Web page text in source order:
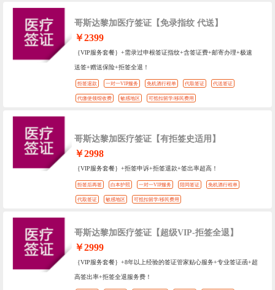
哥斯达黎加医疗签证【免录指纹 代送】
￥2399
｛VIP服务套餐｝+需录过申根签证指纹+含签证费+邮寄办理+极速
送签+赠送保险+拒签全退！
拒签退款 一对一VIP服务 免机酒行程单 代取签证 代送签证
代缴使领馆收费 敏感地区 可抵扣留学/移民费用
哥斯达黎加医疗签证【有拒签史适用】
￥2998
｛VIP服务套餐｝+拒签申诉+拒签退款+签出率超高！
拒签后再签 白本护照 一对一VIP服务 陪同签证 免机酒行程单
代取签证 敏感地区 可抵扣留学/移民费用
哥斯达黎加医疗签证【超级VIP-拒签全退】
￥2999
｛VIP服务套餐｝+8年以上经验的签证管家贴心服务+专业签证函+超
高签出率+拒签全退服务费！